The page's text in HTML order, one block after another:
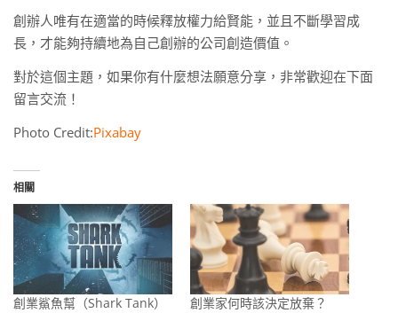
創辦人唯有在適當的時候釋放權力給賢能，並且不斷學習成
長，才能夠持續地為自己創辦的公司創造價值。
對於這個主題，如果你有什麼想法願意分享，非常歡迎在下面
留言交流！
Photo Credit:Pixabay
相關
創業鯊魚幫（Shark Tank）
創業家何時該決定放棄？